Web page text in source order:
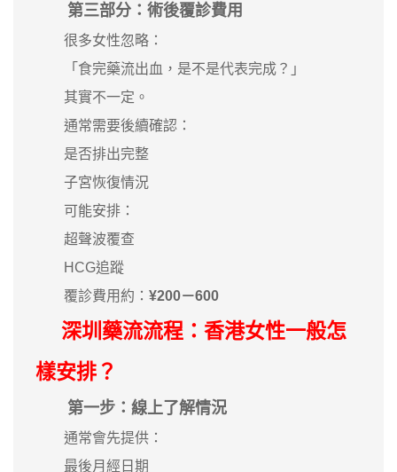
第三部分：術後覆診費用
很多女性忽略：
「食完藥流出血，是不是代表完成？」
其實不一定。
通常需要後續確認：
是否排出完整
子宮恢復情況
可能安排：
超聲波覆查
HCG追蹤
覆診費用約： ¥200－600
深圳藥流流程：香港女性一般怎
樣安排？
第一步：線上了解情況
通常會先提供：
最後月經日期